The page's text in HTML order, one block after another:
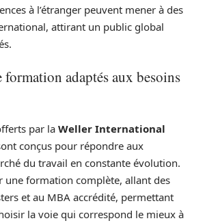
à l’étranger peuvent mener à des
attirant un public global
formation adaptés aux besoins
par la Weller International
conçus pour répondre aux
du travail en constante évolution.
une formation complète, allant des
et au MBA accrédité, permettant
la voie qui correspond le mieux à